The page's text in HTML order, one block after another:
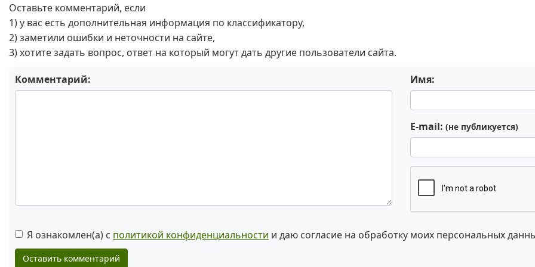
Оставьте комментарий, если
1) у вас есть дополнительная информация по классификатору,
2) заметили ошибки и неточности на сайте,
3) хотите задать вопрос, ответ на который могут дать другие пользователи сайта.
Комментарий: Имя:
E-mail: (не публикуется)
Я ознакомлен(а) с политикой конфиденциальности и даю согласие на обработку моих персональных
Оставить комментарий